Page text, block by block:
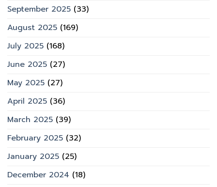
September 2025 (33)
August 2025 (169)
July 2025 (168)
June 2025 (27)
May 2025 (27)
April 2025 (36)
March 2025 (39)
February 2025 (32)
January 2025 (25)
December 2024 (18)